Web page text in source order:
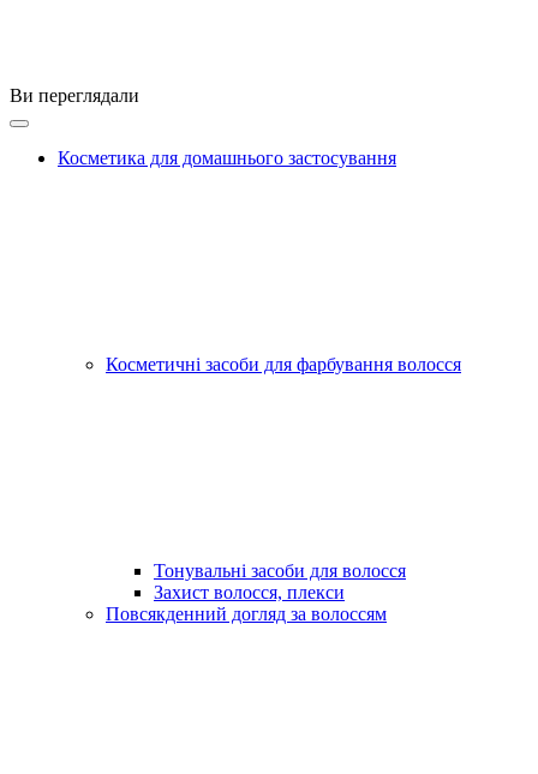
Ви переглядали
Косметика для домашнього застосування
Косметичні засоби для фарбування волосся
Тонувальні засоби для волосся
Захист волосся, плекси
Повсякденний догляд за волоссям